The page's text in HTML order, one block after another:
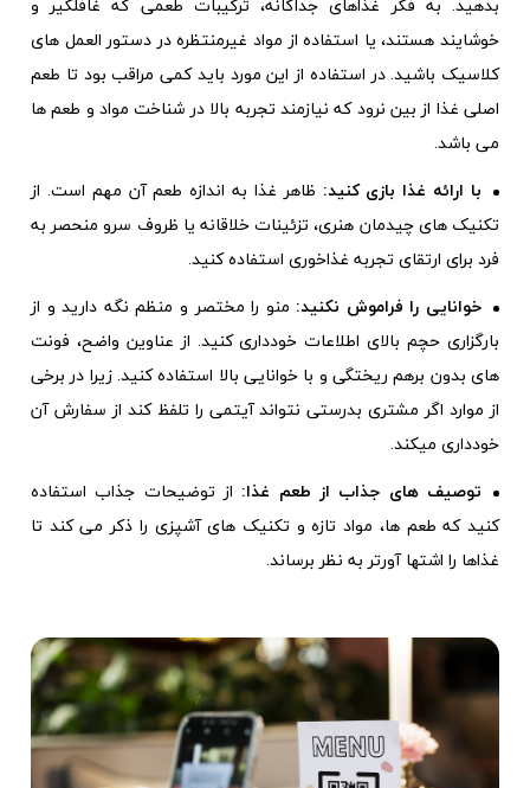
خوشایند هستند، یا استفاده از مواد غیرمنتظره در دستور العمل های
کلاسیک باشید. در استفاده از این مورد باید کمی مراقب بود تا طعم
اصلی غذا از بین نرود که نیازمند تجربه بالا در شناخت مواد و طعم ها
می باشد.
با ارائه غذا بازی کنید: ظاهر غذا به اندازه طعم آن مهم است. از
تکنیک های چیدمان هنری، تزئینات خلاقانه یا ظروف سرو منحصر به
فرد برای ارتقای تجربه غذاخوری استفاده کنید.
خوانایی را فراموش نکنید: منو را مختصر و منظم نگه دارید و از
بارگزاری حچم بالای اطلاعات خودداری کنید. از عناوین واضح، فونت
های بدون برهم ریختگی و با خوانایی بالا استفاده کنید. زیرا در برخی
از موارد اگر مشتری بدرستی نتواند آیتمی را تلفظ کند از سفارش آن
خودداری میکند.
توصیف های جذاب از طعم غذا: از توضیحات جذاب استفاده
کنید که طعم ها، مواد تازه و تکنیک های آشپزی را ذکر می کند تا
غذاها را اشتها آورتر به نظر برساند.